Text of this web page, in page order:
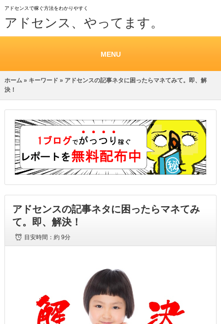
アドセンスで稼ぐ方法をわかりやすく
アドセンス、やってます。
MENU
ホーム» キーワード » アドセンスの記事ネタに困ったらマネてみて。即、解
決！
アドセンスの記事ネタに困ったらマネてみ
て。即、解決！
目安時間：約 9分